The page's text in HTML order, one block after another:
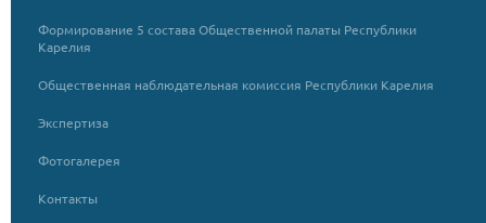
Формирование 5 состава Общественной палаты Республики
Карелия
Общественная наблюдательная комиссия Республики Карелия
Экспертиза
Фотогалерея
Контакты